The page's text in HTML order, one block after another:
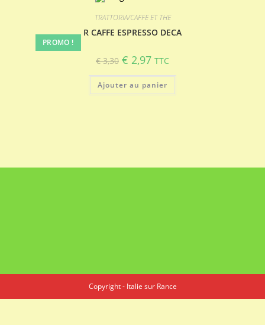
PROMO !
TRATTORIA/CAFFE ET THE
R CAFFE ESPRESSO DECA
€3,30 Le
prix
initial
était :
€ 3,30.
€ 2,97Le
prix
actuel
est :
€ 2,97.
TTC
Ajouter au panier
Copyright - Italie sur Rance